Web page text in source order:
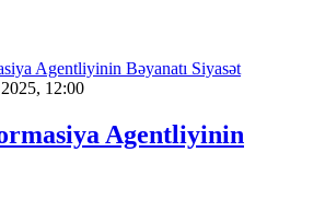
Siyasət
12:00
Agentliyinin